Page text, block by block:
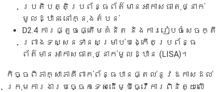
ប្រតិបត្តិប្រព័ន្ធព័ត៌មានអាកាសធាតុថ្នាក់
មូលដ្ឋាន នៅក្នុងតំបន់
D2.4 ការផ្តួចផ្តើមគំនិត និងការរៀបចំសេចក្តី
ព្រាងទស្សនទានសម្រាប់បង្កើតប្រព័ន្ធ
ព័ត៌មានអាកាសធាតុថ្នាក់មូលដ្ឋាន (LISA)។
កិច្ចពិភាក្សាភាគីពាក់ព័ន្ធបានផ្តល់នូវឱកាសដល់
ក្រុមការងារបច្ចេកទេសដើម្បីធ្វើការពិនិត្យលើ